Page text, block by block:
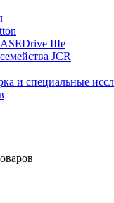
IIIe
JCR
и специальные